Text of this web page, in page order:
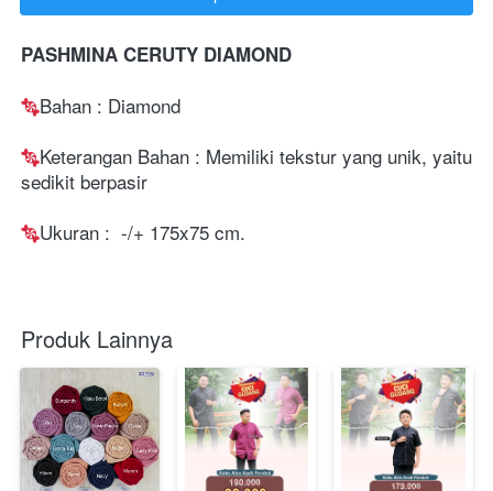
PASHMINA CERUTY DIAMOND
Bahan : Diamond
Keterangan Bahan : Memiliki tekstur yang unik, yaitu
sedikit berpasir
Ukuran :  -/+ 175x75 cm.
Produk Lainnya